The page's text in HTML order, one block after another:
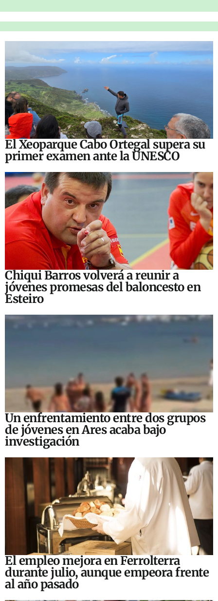
El Xeoparque Cabo Ortegal supera su
primer examen ante la UNESCO
Chiqui Barros volverá a reunir a
jóvenes promesas del baloncesto en
Esteiro
Un enfrentamiento entre dos grupos
de jóvenes en Ares acaba bajo
investigación
El empleo mejora en Ferrolterra
durante julio, aunque empeora frente
al año pasado